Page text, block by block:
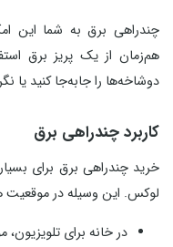
چندراهی برق به شما این
هم‌زمان از یک پریز برق
دوشاخه‌ها را جا‌به‌جا کنید یا
کاربرد چندراهی برق
خرید چندراهی برق برای
لوکس. این وسیله در موقعیت‌
در خانه برای